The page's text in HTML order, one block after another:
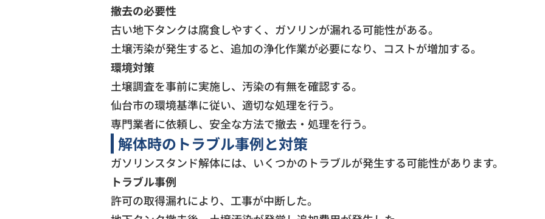
撤去の必要性
古い地下タンクは腐食しやすく、ガソリンが漏れる可能性がある。
土壌汚染が発生すると、追加の浄化作業が必要になり、コストが増加する。
環境対策
土壌調査を事前に実施し、汚染の有無を確認する。
仙台市の環境基準に従い、適切な処理を行う。
専門業者に依頼し、安全な方法で撤去・処理を行う。
解体時のトラブル事例と対策
ガソリンスタンド解体には、いくつかのトラブルが発生する可能性があります。
トラブル事例
許可の取得漏れにより、工事が中断した。